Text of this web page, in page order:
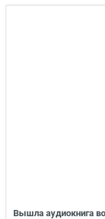
Вышла аудиокнига